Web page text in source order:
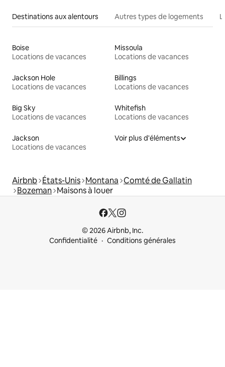
Destinations aux alentours Autres types de logements
Boise
Locations de vacances
Missoula
Locations de vacances
Jackson Hole
Locations de vacances
Billings
Locations de vacances
Big Sky
Locations de vacances
Whitefish
Locations de vacances
Jackson
Locations de vacances
Voir plus d'éléments
Airbnb États-Unis Montana Comté de Gallatin
Bozeman Maisons à louer
© 2026 Airbnb, Inc.
Confidentialité
Conditions générales